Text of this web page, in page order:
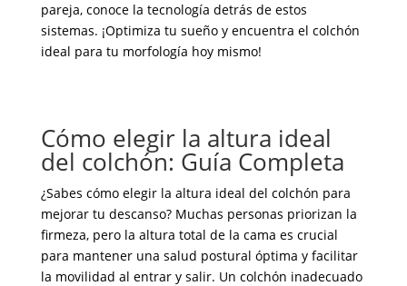
pareja, conoce la tecnología detrás de estos
sistemas. ¡Optimiza tu sueño y encuentra el colchón
ideal para tu morfología hoy mismo!
Cómo elegir la altura ideal
del colchón: Guía Completa
¿Sabes cómo elegir la altura ideal del colchón para
mejorar tu descanso? Muchas personas priorizan la
firmeza, pero la altura total de la cama es crucial
para mantener una salud postural óptima y facilitar
la movilidad al entrar y salir. Un colchón inadecuado